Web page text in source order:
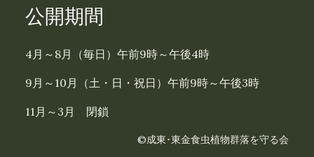
公開期間
4月～8月（毎日）午前9時～午後4時
9月～10月（土・日・祝日）午前9時～午後3時
11月～3月 閉鎖
©成東･東金食虫植物群落を守る会